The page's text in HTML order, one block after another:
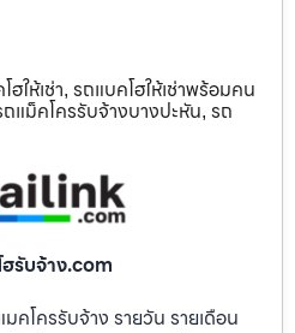
ฮให้เช่า, รถแบคโฮให้เช่าพร้อมคน
แม็คโครรับจ้างบางปะหัน, รถ
รับจ้าง.com
คโครรับจ้าง รายวัน รายเดือน